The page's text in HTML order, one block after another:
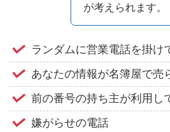
が考えられます。
ランダムに営業電話を掛け
あなたの情報が名簿屋で売
前の番号の持ち主が利用し
嫌がらせの電話